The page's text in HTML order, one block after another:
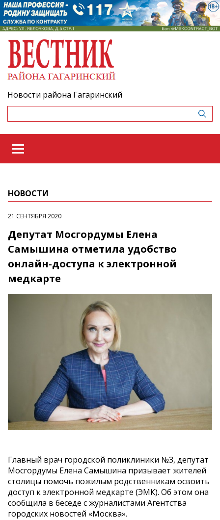
Новости района Гагаринский
НОВОСТИ
21 СЕНТЯБРЯ 2020
Депутат Мосгордумы Елена
Самышина отметила удобство
онлайн-доступа к электронной
медкарте
Главный врач городской поликлиники №3, депутат
Мосгордумы Елена Самышина призывает жителей
столицы помочь пожилым родственникам освоить
доступ к электронной медкарте (ЭМК). Об этом она
сообщила в беседе с журналистами Агентства
городских новостей «Москва».